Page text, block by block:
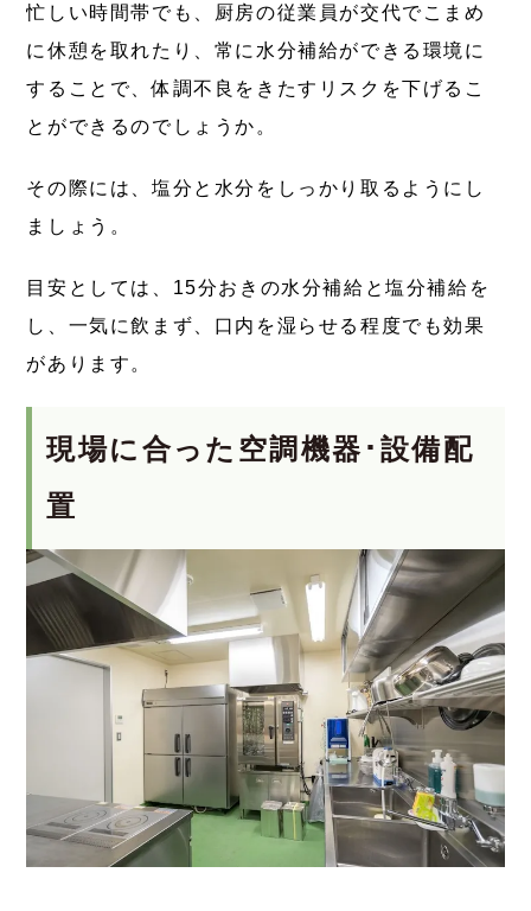
忙しい時間帯でも、厨房の従業員が交代でこまめ
に休憩を取れたり、常に水分補給ができる環境に
することで、体調不良をきたすリスクを下げるこ
とができるのでしょうか。
その際には、塩分と水分をしっかり取るようにし
ましょう。
目安としては、15分おきの水分補給と塩分補給を
し、一気に飲まず、口内を湿らせる程度でも効果
があります。
現場に合った空調機器･設備配
置